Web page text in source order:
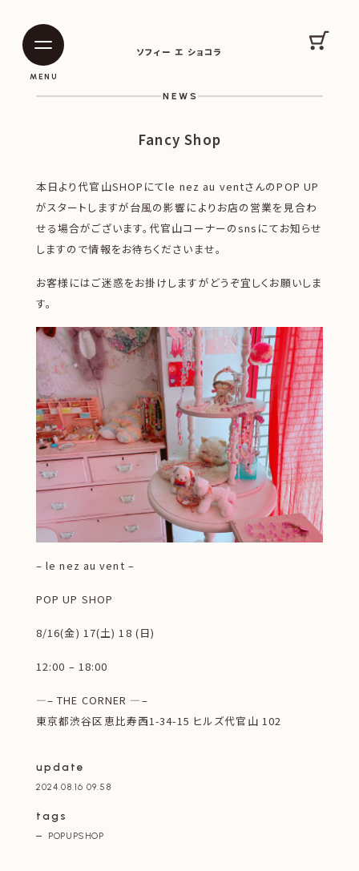
ソフィー エ ショコラ
MENU
カー
NEWS
Fancy Shop
本日より代官山SHOPにてle nez au ventさんのPOP UP
がスタートしますが台風の影響によりお店の営業を見合わ
せる場合がございます。代官山コーナーのsnsにてお知らせ
しますので情報をお待ちくださいませ。
お客様にはご迷惑をお掛けしますがどうぞ宜しくお願いしま
す。
– le nez au vent –
POP UP SHOP
8/16(金) 17(土) 18 (日)
12:00 – 18:00
—– THE CORNER —–
東京都渋谷区恵比寿西1-34-15 ヒルズ代官山 102
update
2024.08.16 09:58
tags
POPUPSHOP